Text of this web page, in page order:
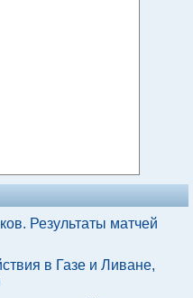
Результаты матчей
в Газе и Ливане,